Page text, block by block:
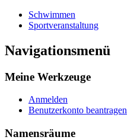
Schwimmen
Sportveranstaltung
Navigationsmenü
Meine Werkzeuge
Anmelden
Benutzerkonto beantragen
Namensräume